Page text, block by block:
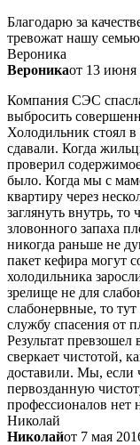
Благодарю за
тревожат нашу
Вероника
Вероникаот 13 июня
Компания СЭС
выбросить
Холодильник стоял
сдавали. Когда
проверил
было. Когда мы с
квартиру через
заглянуть внутрь, то
зловонного запаха
никогда раньше не
пакет кефира могут
холодильника
зрелище не для
слабонервные, то
службу спасения от
Результат
сверкает чистотой,
доставили. Мы, если
первозданную
профессионалов нет
Николай
Николайот 7 мая